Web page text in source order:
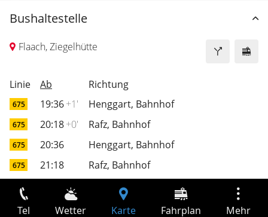
Bushaltestelle
Flaach, Ziegelhütte
Linie Ab Richtung
675 19:36+1' Henggart, Bahnhof
675 20:18+0' Rafz, Bahnhof
675 20:36 Henggart, Bahnhof
675 21:18 Rafz, Bahnhof
675 +0' Henggart, Bahnhof
675 22:18 Rafz, Bahnhof
Tel Wetter Karte Fahrplan Mehr